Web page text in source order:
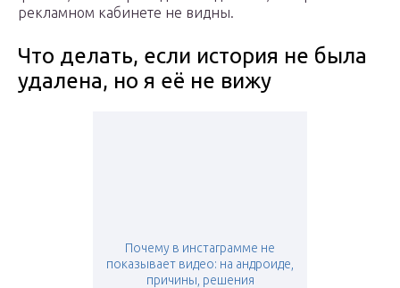
рекламном кабинете не видны.
Что делать, если история не была
удалена, но я её не вижу
Почему в инстаграмме не
показывает видео: на андроиде,
причины, решения